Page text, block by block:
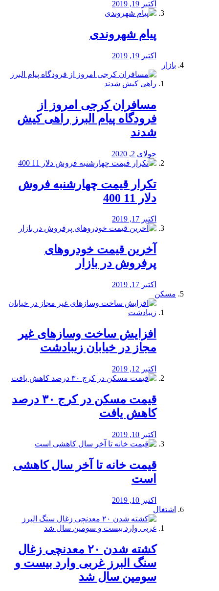
اکتبر 19, 2019
پیام شهروندی
اکتبر 19, 2019
بازار
مسافران کرجی امروز از
فرودگاه پیام البرز راهی کیش
شدند
جولای 2, 2020
تکرار قیمت چهارشنبه فروش
دلار 11 400
اکتبر 17, 2019
آخرین قیمت خودرو‌های
پرفروش در بازار
اکتبر 17, 2019
مسکن
افزایش ساخت وسازهای غیر
مجاز در خیابان زیبادشت
اکتبر 12, 2019
️قیمت مسکن در کرج ۳۰ درصد
کاهش یافت
اکتبر 10, 2019
قیمت خانه تا آخر سال کاهشی
است
اکتبر 10, 2019
اشتغال
کشته شدن ۲۰ معدنچی زغال
سنگ البرز غربی وارد بیست و
سومین سال شد